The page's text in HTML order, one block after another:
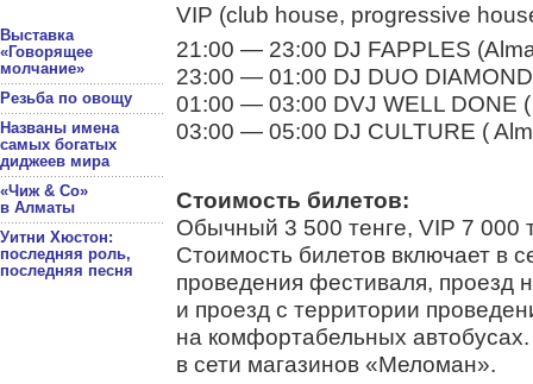
Выставка
«Говорящее
молчание»
Резьба по овощу
Названы имена
самых богатых
диджеев мира
«Чиж & Co»
в Алматы
Уитни Хюстон:
последняя роль,
последняя песня
VIP (club house, progressive
21:00 — 23:00 DJ FAPPLES
23:00 — 01:00 DJ DUO
01:00 — 03:00 DVJ WELL DONE
03:00 — 05:00 DJ CULTURE (
Стоимость билетов:
Обычный 3 500 тенге, VIP 7 000
Стоимость билетов включает в
проведения фестиваля, проезд
и проезд с территории
на комфортабельных
в сети магазинов «Меломан».